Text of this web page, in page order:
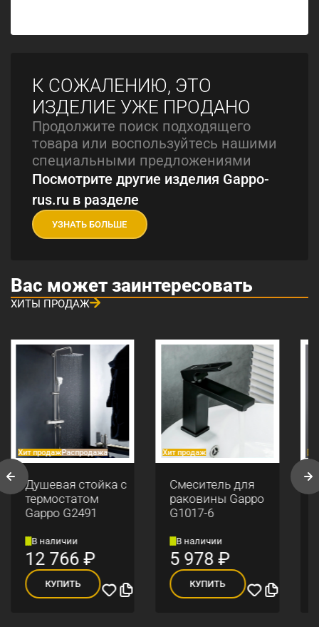
К СОЖАЛЕНИЮ, ЭТО
ИЗДЕЛИЕ УЖЕ ПРОДАНО
Продолжите поиск подходящего
товара или воспользуйтесь нашими
специальными предложениями
Посмотрите другие изделия Gappo-
rus.ru в разделе
УЗНАТЬ БОЛЬШЕ
Вас может заинтересовать
ХИТЫ ПРОДАЖ
Хит продажРаспродажа
Душевая стойка с
термостатом
Gappo G2491
В наличии
12 766₽
КУПИТЬ
Хит продаж
Смеситель для
раковины Gappo
G1017-6
В наличии
5 978₽
КУПИТЬ